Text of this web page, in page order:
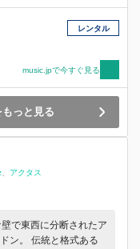
レンタル
music.jpで今すぐ見る
っと見る
アクタス
で東西に分断されたア
ン。 伝統と格式ある